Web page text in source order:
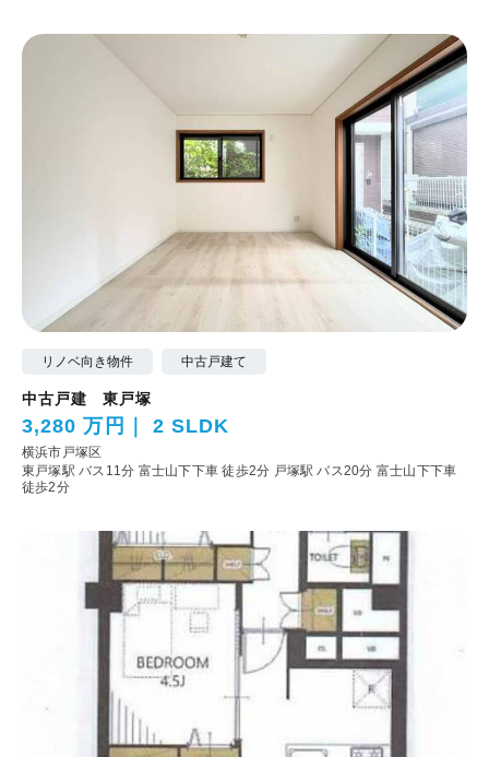
リノベ向き物件 中古戸建て
中古戸建 東戸塚
3,280 万円 2 SLDK
横浜市戸塚区
東戸塚駅 バス11分 富士山下下車 徒歩2分 戸塚駅 バス20分 富士山下下車
徒歩2分